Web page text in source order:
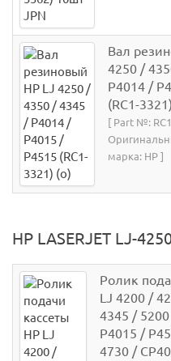
Вал
4250 /
P4014 /
(RC1-
[ Part №:
марка: HP ]
HP LASERJET LJ-
Ролик
LJ 4200 /
4345 /
P4015 /
4730 /